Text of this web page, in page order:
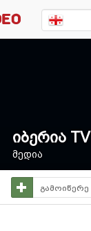
იბერია TV
მედია
გამოიწერე